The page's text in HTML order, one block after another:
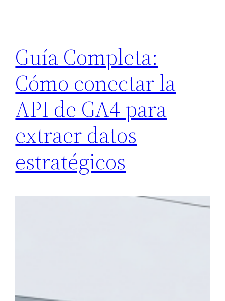
Guía Completa:
Cómo conectar la
API de GA4 para
extraer datos
estratégicos